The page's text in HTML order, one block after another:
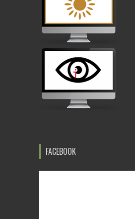
FACEBOOK